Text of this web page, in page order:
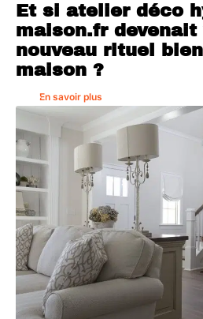
Et si atelier déco
maison.fr devenait
nouveau rituel
maison ?
En savoir plus